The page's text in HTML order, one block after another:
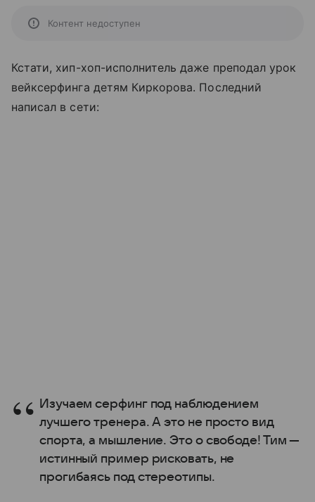
Контент недоступен
Кстати, хип-хоп-исполнитель даже преподал урок
вейксерфинга детям Киркорова. Последний
написал в сети:
Изучаем серфинг под наблюдением
лучшего тренера. А это не просто вид
спорта, а мышление. Это о свободе! Тим —
истинный пример рисковать, не
прогибаясь под стереотипы.